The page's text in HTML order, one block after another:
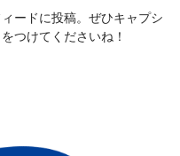
ードに投稿。ぜひキャプシ
つけてくださいね！